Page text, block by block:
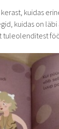
kuidas
kuidas on